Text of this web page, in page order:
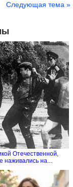
Следующая тема »
Отечественной,
наживались на...